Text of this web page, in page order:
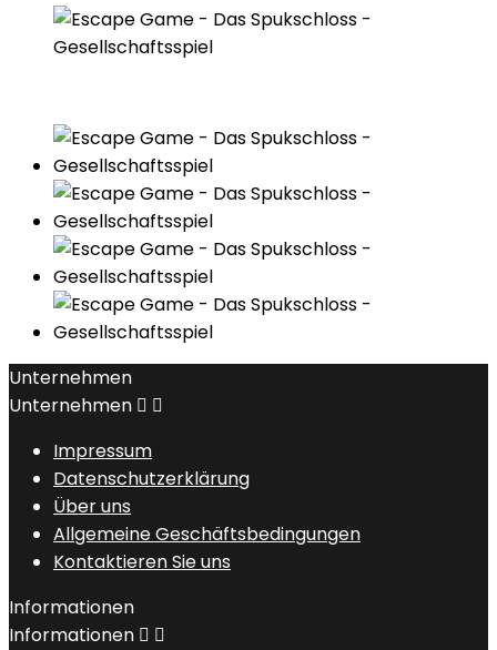
Unternehmen
Unternehmen  
Impressum
Datenschutzerklärung
Über uns
Allgemeine Geschäftsbedingungen
Kontaktieren Sie uns
Informationen
Informationen  